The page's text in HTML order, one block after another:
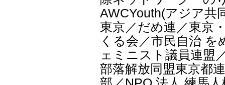
AWCYouth(アジア共
東京／だめ連／東京
くる会／市民自治
ェミニスト議員連盟
部落解放同盟東京都